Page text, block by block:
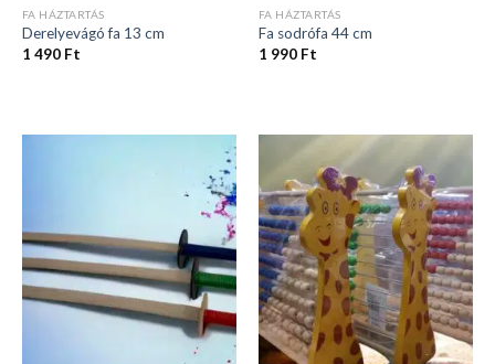
FA HÁZTARTÁS
Derelyevágó fa 13 cm
1 490 Ft
FA HÁZTARTÁS
Fa sodrófa 44 cm
1 990 Ft